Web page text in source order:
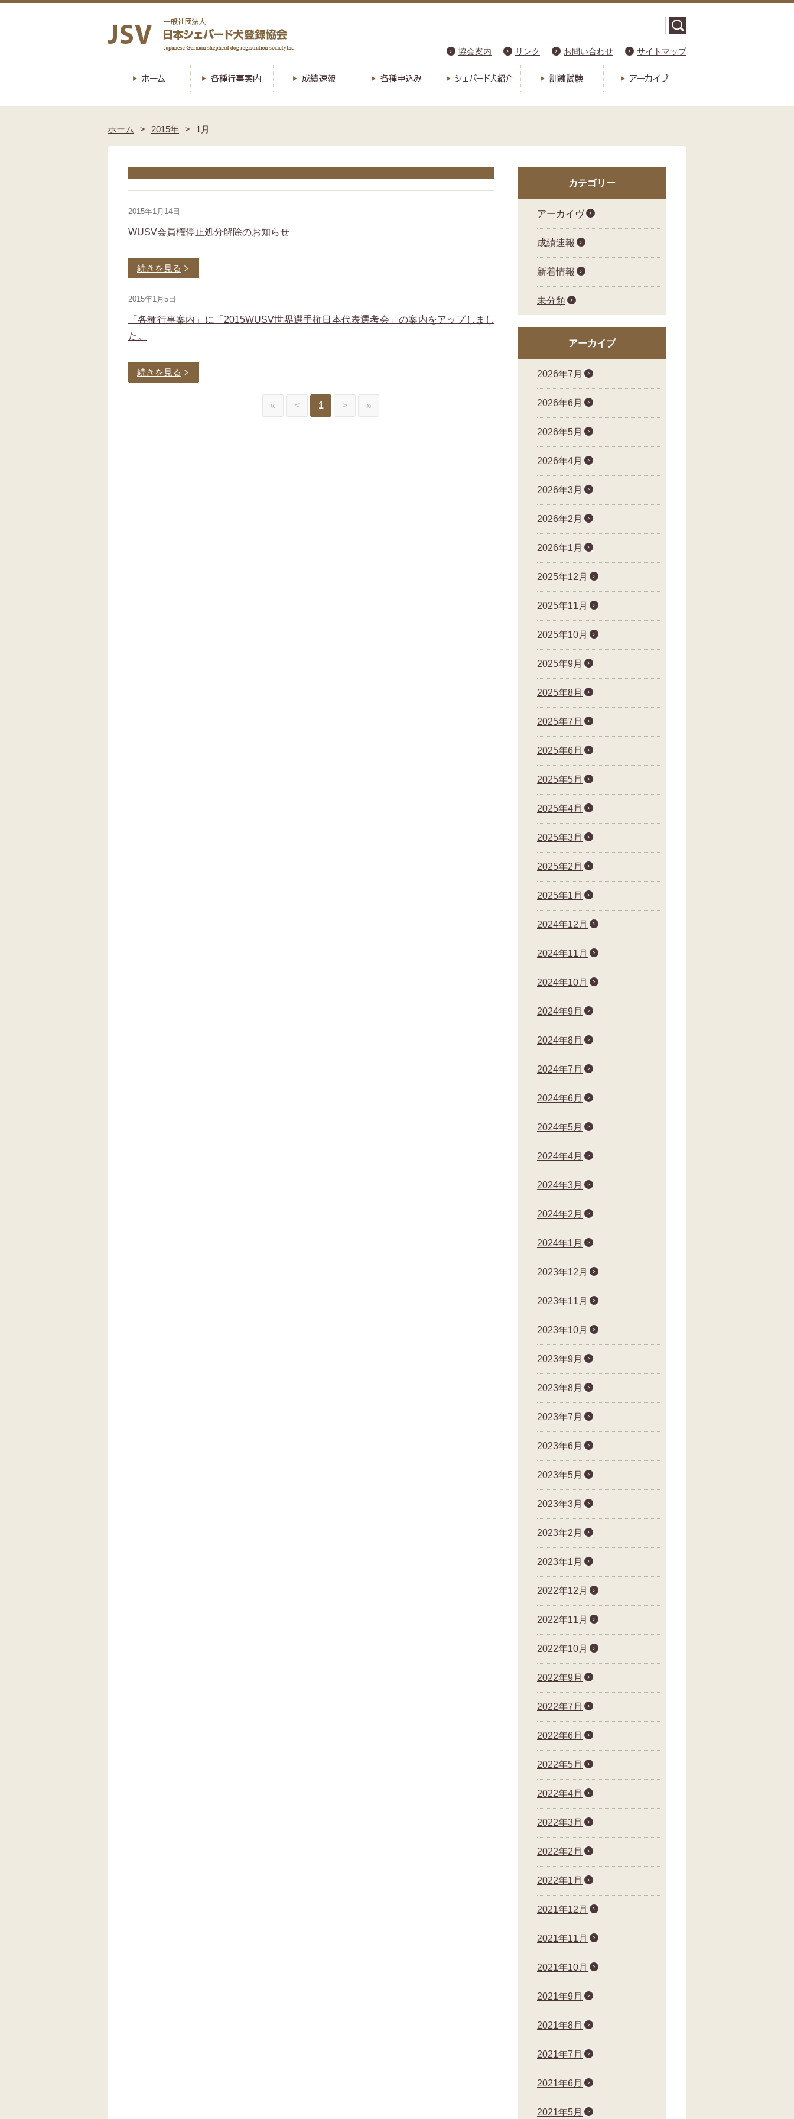
協会案内 リンク お問い合わせ サイトマップ
ホーム 2015年 1月
2015年1月14日
WUSV会員権停止処分解除のお知らせ
続きを見る
2015年1月5日
「各種行事案内」に「2015WUSV世界選手権日本代表選考会」の案内をアップしまし
た。
続きを見る
« < 1 > »
カテゴリー
アーカイヴ
成績速報
新着情報
未分類
アーカイブ
2026年7月
2026年6月
2026年5月
2026年4月
2026年3月
2026年2月
2026年1月
2025年12月
2025年11月
2025年10月
2025年9月
2025年8月
2025年7月
2025年6月
2025年5月
2025年4月
2025年3月
2025年2月
2025年1月
2024年12月
2024年11月
2024年10月
2024年9月
2024年8月
2024年7月
2024年6月
2024年5月
2024年4月
2024年3月
2024年2月
2024年1月
2023年12月
2023年11月
2023年10月
2023年9月
2023年8月
2023年7月
2023年6月
2023年5月
2023年3月
2023年2月
2023年1月
2022年12月
2022年11月
2022年10月
2022年9月
2022年7月
2022年6月
2022年5月
2022年4月
2022年3月
2022年2月
2022年1月
2021年12月
2021年11月
2021年10月
2021年9月
2021年8月
2021年7月
2021年6月
2021年5月